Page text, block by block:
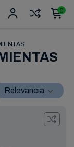
0
Relevancia